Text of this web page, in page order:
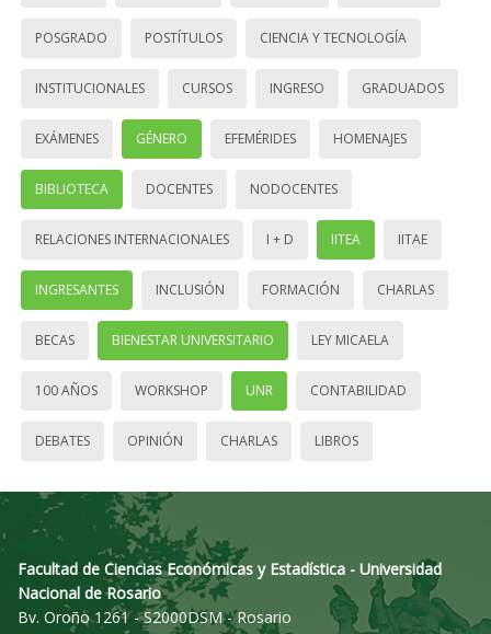
POSGRADO POSTÍTULOS CIENCIA Y TECNOLOGÍA
INSTITUCIONALES CURSOS INGRESO GRADUADOS
EXÁMENES GÉNERO EFEMÉRIDES HOMENAJES
BIBLIOTECA DOCENTES NODOCENTES
RELACIONES INTERNACIONALES I + D IITEA IITAE
INGRESANTES INCLUSIÓN FORMACIÓN CHARLAS
BECAS BIENESTAR UNIVERSITARIO LEY MICAELA
100 AÑOS WORKSHOP UNR CONTABILIDAD
DEBATES OPINIÓN CHARLAS LIBROS
Facultad de Ciencias Económicas y Estadística - Universidad
Nacional de Rosario
Bv. Oroño 1261 - S2000DSM - Rosario